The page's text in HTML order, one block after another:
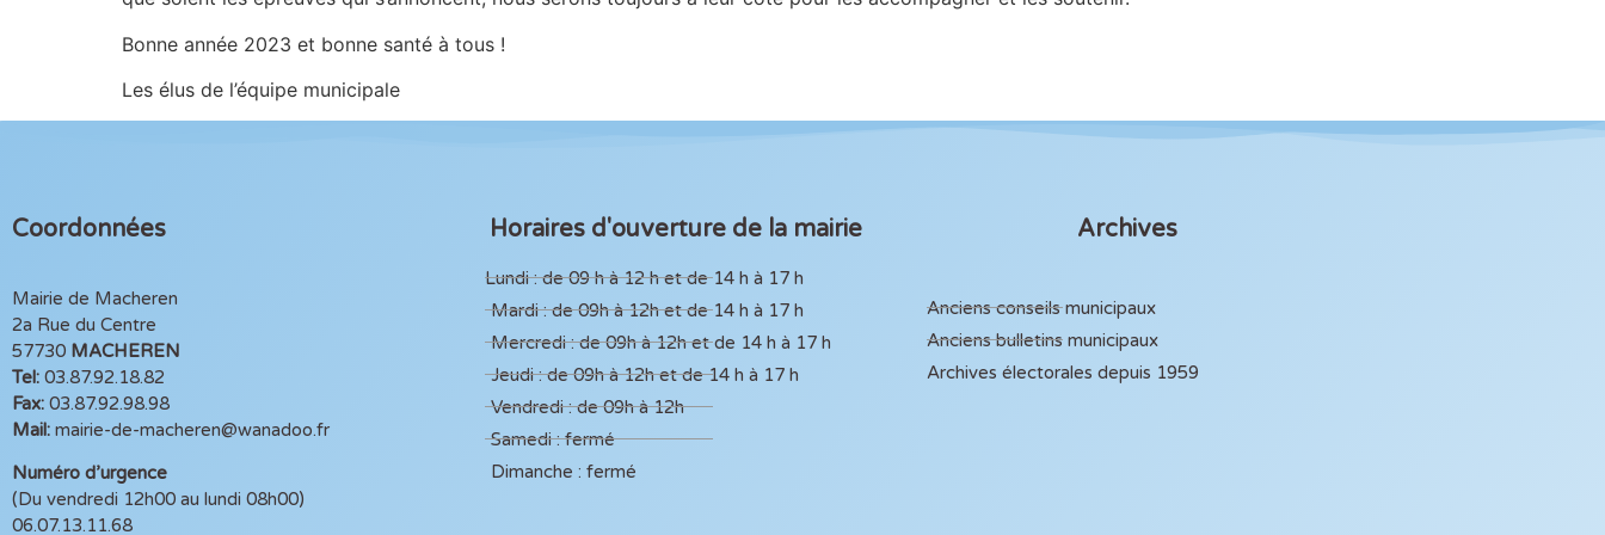
Bonne année 2023 et bonne santé à tous !
Les élus de l’équipe municipale
Coordonnées
Mairie de Macheren
2a Rue du Centre
57730 MACHEREN
Tel: 03.87.92.18.82
Fax: 03.87.92.98.98
Mail: mairie-de-macheren@wanadoo.fr
Numéro d’urgence
(Du vendredi 12h00 au lundi 08h00)
06.07.13.11.68
Horaires d'ouverture de la mairie
Lundi : de 09 h à 12 h et de 14 h à 17 h
Mardi : de 09h à 12h et de 14 h à 17 h
Mercredi : de 09h à 12h et de 14 h à 17 h
Jeudi : de 09h à 12h et de 14 h à 17 h
Vendredi : de 09h à 12h
Samedi : fermé
Dimanche : fermé
Archives
Anciens conseils municipaux
Anciens bulletins municipaux
Archives électorales depuis 1959